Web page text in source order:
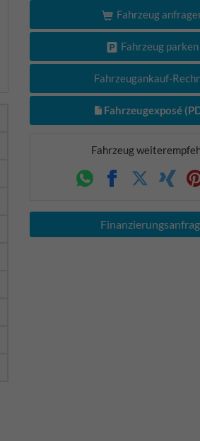
Fahrzeug
Fahrzeug parken
Fahrzeugankauf-
Fahrzeugexposé
Fahrzeug
WhatsappFacebookTwitterXing